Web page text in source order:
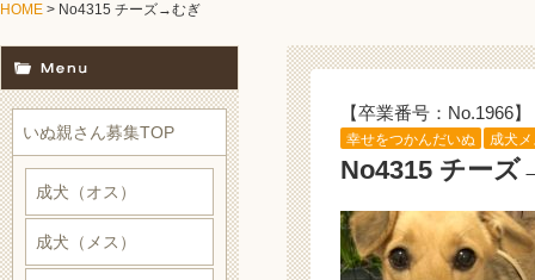
HOME > No4315 チーズ→むぎ
【卒業番号：No.1966】
幸せをつかんだいぬ 成犬
No4315 チー
いぬ親さん募集TOP
成犬（オス）
成犬（メス）